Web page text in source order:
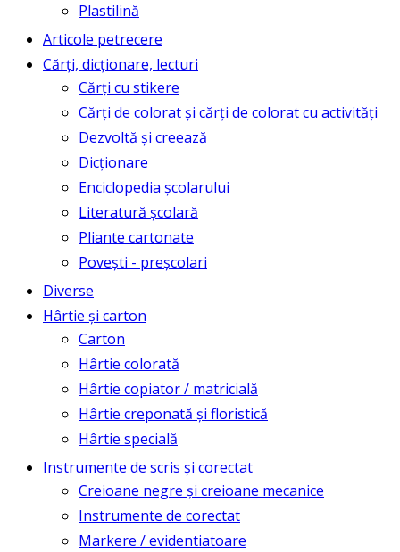
Plastilină
Articole petrecere
Cărți, dicționare, lecturi
Cărți cu stikere
Cărți de colorat și cărți de colorat cu activități
Dezvoltă și creează
Dicționare
Enciclopedia școlarului
Literatură școlară
Pliante cartonate
Povești - preșcolari
Diverse
Hârtie și carton
Carton
Hârtie colorată
Hârtie copiator / matricială
Hârtie creponată și floristică
Hârtie specială
Instrumente de scris și corectat
Creioane negre și creioane mecanice
Instrumente de corectat
Markere / evidentiatoare